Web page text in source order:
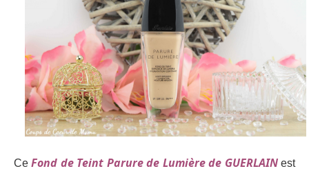
CeFond de Teint Parure de Lumière de GUERLAIN est